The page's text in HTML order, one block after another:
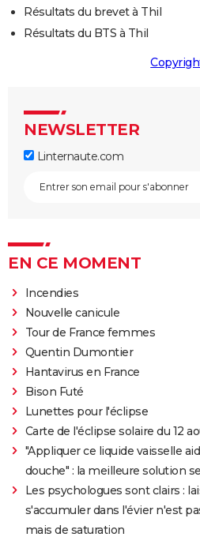
Résultats du brevet à Thil
Résultats du BTS à Thil
NEWSLETTER
Linternaute.com
EN CE MOMENT
Incendies
Nouvelle canicule
Tour de France femmes
Quentin Dumontier
Hantavirus en France
Bison Futé
Lunettes pour l'éclipse
Carte de l'éclipse solaire du 12
"Appliquer ce liquide vaisselle
douche" : la meilleure solution
Les psychologues sont clairs :
s'accumuler dans l'évier n'est
mais de saturation